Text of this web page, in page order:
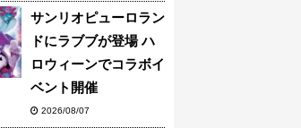
サンリオピューロラン
ドにラブブが登場 ハ
ロウィーンでコラボイ
ベント開催
2026/08/07